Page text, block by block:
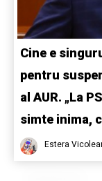
Cine e
pentru
al AUR. „La
simte inima,
Estera